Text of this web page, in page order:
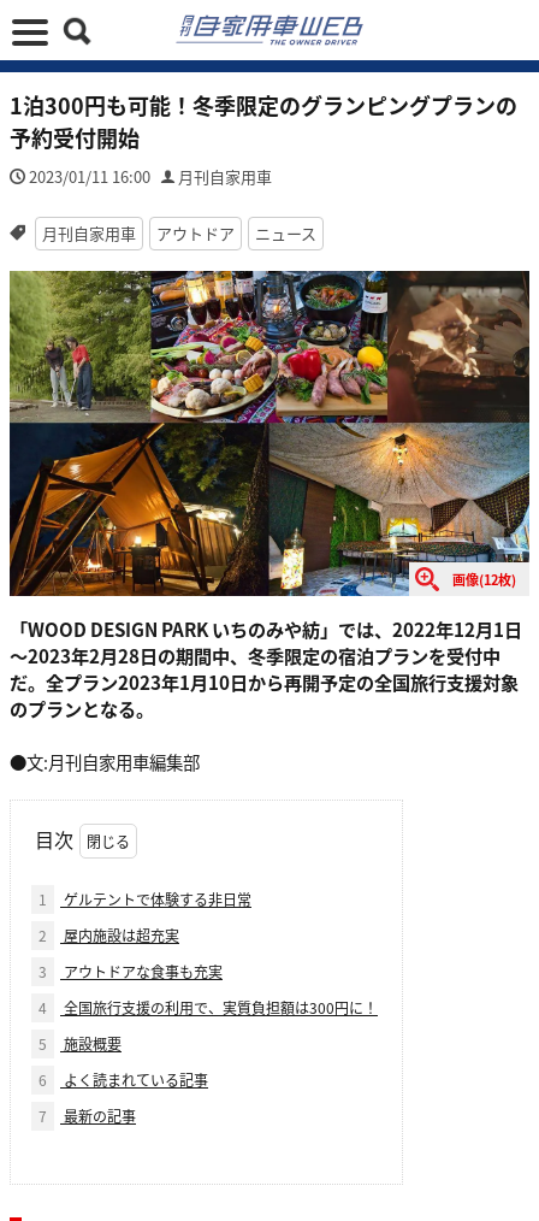
1泊300円も可能！冬季限定のグランピングプランの
予約受付開始
2023/01/11 16:00 月刊自家用車
月刊自家用車 アウトドア ニュース
画像(12枚)
「WOOD DESIGN PARK いちのみや紡」では、2022年12月1日
～2023年2月28日の期間中、冬季限定の宿泊プランを受付中
だ。全プラン2023年1月10日から再開予定の全国旅行支援対象
のプランとなる。
●文:月刊自家用車編集部
目次
1
ゲルテントで体験する非日常
2
屋内施設は超充実
3
アウトドアな食事も充実
4
全国旅行支援の利用で、実質負担額は300円に！
5
施設概要
6
よく読まれている記事
7
最新の記事